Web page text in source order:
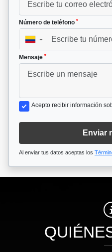
Número de teléfono *
▼
Mensaje *
Acepto recibir información
Enviar
Al enviar tus datos aceptas los